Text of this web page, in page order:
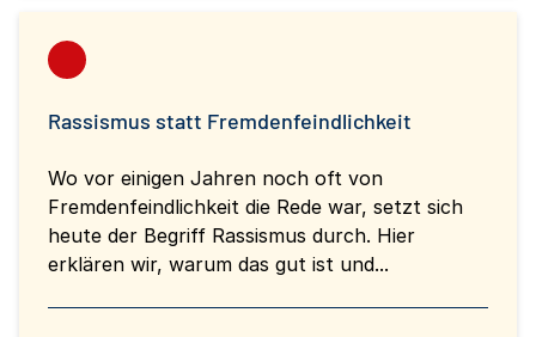
Rassismus statt Fremdenfeindlichkeit
Wo vor einigen Jahren noch oft von
Fremdenfeindlichkeit die Rede war, setzt sich
heute der Begriff Rassismus durch. Hier
erklären wir, warum das gut ist und...